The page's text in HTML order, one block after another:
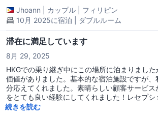
Jhoann カップル
フィリピン
10月 2025に宿泊 | ダブルルーム
滞在に満足しています
8月 29, 2025
HKGでの乗り継ぎ中にこの場所に泊まりまし
価値がありました。基本的な宿泊施設ですが
分応えてくれました。素晴らしい顧客サービ
をとても良い経験にしてくれました！レセプシ
性「チェリー」と、私たちがフライトで疲れて
続きを読む